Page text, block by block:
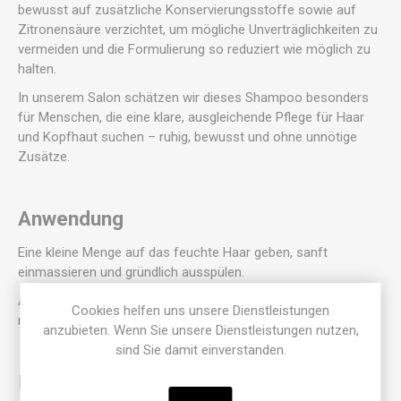
bewusst auf zusätzliche Konservierungsstoffe sowie auf
Zitronensäure verzichtet, um mögliche Unverträglichkeiten zu
vermeiden und die Formulierung so reduziert wie möglich zu
halten.
In unserem Salon schätzen wir dieses Shampoo besonders
für Menschen, die eine klare, ausgleichende Pflege für Haar
und Kopfhaut suchen – ruhig, bewusst und ohne unnötige
Zusätze.
Anwendung
Eine kleine Menge auf das feuchte Haar geben, sanft
einmassieren und gründlich ausspülen.
Alle OLIEBE® Shampoos sind Konzentrate und können je
nach Bedarf mit Wasser verdünnt werden.
Inhaltsstoffe
Cookies helfen uns unsere Dienstleistungen
anzubieten. Wenn Sie unsere Dienstleistungen nutzen,
sind Sie damit einverstanden.